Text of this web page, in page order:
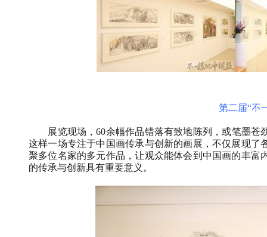
第二届“不
展览现场，60余幅作品错落有致地陈列，或笔墨苍
这样一场专注于中国画传承与创新的画展 ，不仅展现了
聚多位名家的多元作品，让观众能体会到中国画的丰
的传承与创新具有重要意义。